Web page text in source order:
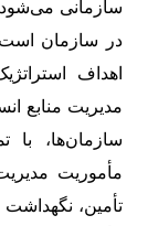
سازمانی می‌شود.
در سازمان است
اهداف
مدیریت منابع
سازمان‌ها،
مأموریت
تأمین،